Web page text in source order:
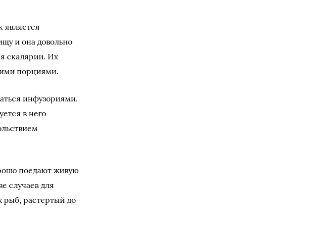
и она довольно
скалярии. Их
порциями.
инфузориями.
в него
поедают живую
случаев для
рыб, растертый до